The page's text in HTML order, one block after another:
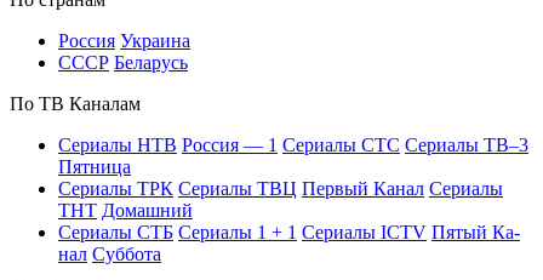
Рос­сия Ук­раи­на
СССР Бе­ла­русь
По ТВ Ка­на­лам
Се­риа­лы НТВ Рос­сия — 1 Се­риа­лы СТС Се­риа­лы ТВ–3
Пят­ни­ца
Се­риа­лы ТРК Се­риа­лы ТВЦ Пер­вый Ка­нал Се­риа­лы
ТНТ До­маш­ний
Се­риа­лы СТБ Се­риа­лы 1 + 1 Се­риа­лы ICTV Пя­тый Ка­
нал Суб­бо­та